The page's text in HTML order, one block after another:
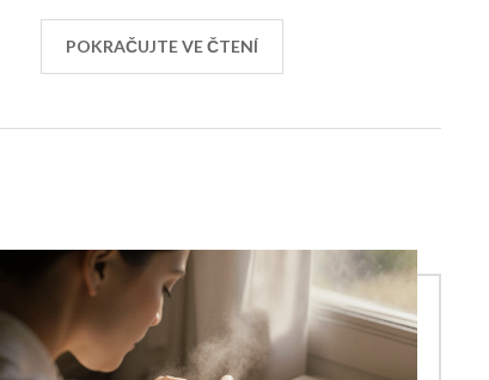
POKRAČUJTE VE ČTENÍ